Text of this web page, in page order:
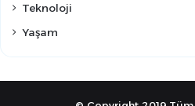
Teknoloji
Yaşam